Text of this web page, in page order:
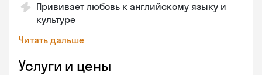
Прививает любовь к английскому языку и
культуре
Читать дальше
Услуги и цены